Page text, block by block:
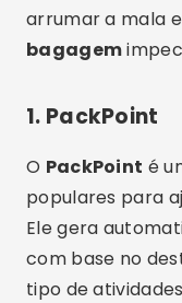
arrumar a mala
bagagem
1. PackPoint
O PackPoint é
populares para
Ele gera
com base no
tipo de